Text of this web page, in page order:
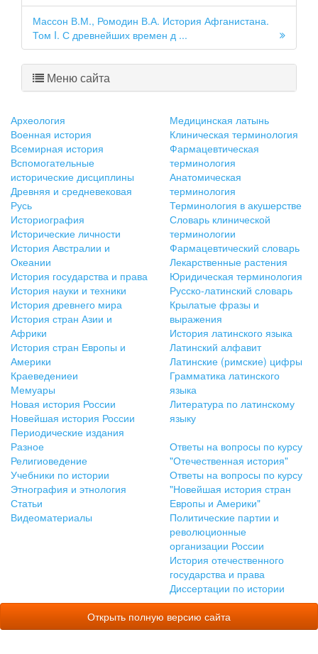
Массон В.М., Ромодин В.А. История Афганистана.
Том I. С древнейших времен д ...
Меню сайта
Археология
Военная история
Всемирная история
Вспомогательные
исторические дисциплины
Древняя и средневековая
Русь
Историография
Исторические личности
История Австралии и
Океании
История государства и права
История науки и техники
История древнего мира
История стран Азии и
Африки
История стран Европы и
Америки
Краеведениеи
Мемуары
Новая история России
Новейшая история России
Периодические издания
Разное
Религиоведение
Учебники по истории
Этнография и этнология
Статьи
Видеоматериалы
Медицинская латынь
Клиническая терминология
Фармацевтическая
терминология
Анатомическая
терминология
Терминология в акушерстве
Словарь клинической
терминологии
Фармацевтический словарь
Лекарственные растения
Юридическая терминология
Русско-латинский словарь
Крылатые фразы и
выражения
История латинского языка
Латинский алфавит
Латинские (римские) цифры
Грамматика латинского
языка
Литература по латинскому
языку
Ответы на вопросы по курсу
"Отечественная история"
Ответы на вопросы по курсу
"Новейшая история стран
Европы и Америки"
Политические партии и
революционные
организации России
История отечественного
государства и права
Диссертации по истории
Открыть полную версию сайта